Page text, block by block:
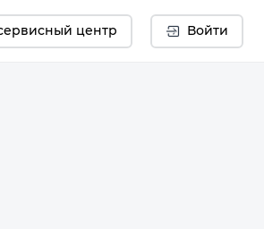
центр Войти